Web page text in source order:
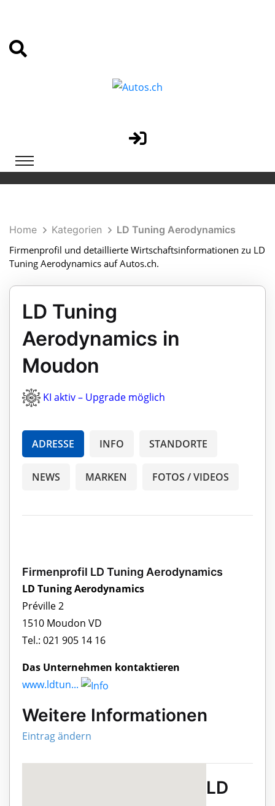
Home Kategorien
LD Tuning Aerodynamics
Firmenprofil und detaillierte Wirtschaftsinformationen zu LD
Tuning Aerodynamics auf Autos.ch.
LD Tuning
Aerodynamics in
Moudon
KI aktiv – Upgrade möglich
ADRESSE INFO STANDORTE
NEWS MARKEN FOTOS / VIDEOS
Firmenprofil LD Tuning Aerodynamics
LD Tuning Aerodynamics
Préville 2
1510 Moudon VD
Tel.: 021 905 14 16
Das Unternehmen kontaktieren
www.ldtun...
Weitere Informationen
Eintrag ändern
LD